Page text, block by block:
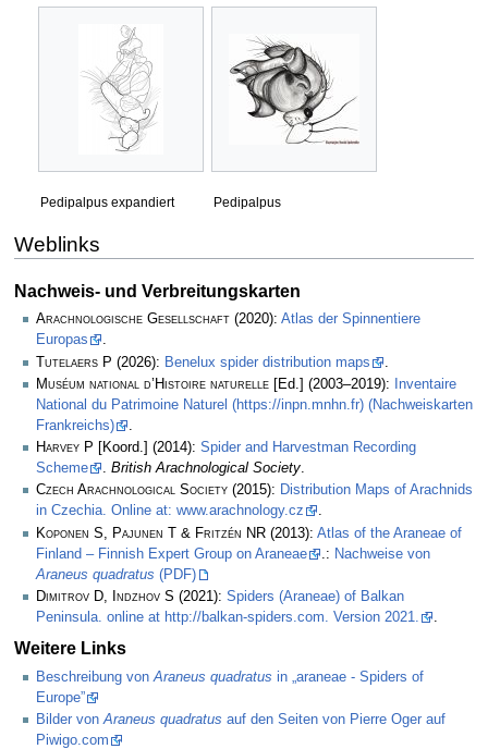
Pedipalpus expandiert Pedipalpus
Weblinks
Nachweis- und Verbreitungskarten
Arachnologische Gesellschaft (2020): Atlas der Spinnentiere
Europas
.
Tutelaers P (2026): Benelux spider distribution maps
Muséum national d’Histoire naturelle [Ed.] (2003–2019):
Inventaire
National du Patrimoine Naturel (https://inpn.mnhn.fr) (Nachweiskarten
Frankreichs)
.
Harvey P [Koord.] (2014): Spider and Harvestman Recording
Scheme
. British Arachnological Society.
Czech Arachnological Society (2015): Distribution Maps of Arachnids
in Czechia. Online at: www.arachnology.cz
.
Koponen S, Pajunen T & Fritzén NR (2013): Atlas of the Araneae of
Finland – Finnish Expert Group on Araneae
.: Nachweise von
Araneus quadratus (PDF)
Dimitrov D, Indzhov S (2021): Spiders (Araneae) of Balkan
Peninsula. online at http://balkan-spiders.com. Version 2021.
.
Weitere Links
Beschreibung vonAraneus quadratus in „araneae - Spiders of
Europe”
Bilder vonAraneus quadratus auf den Seiten von Pierre Oger auf
Piwigo.com